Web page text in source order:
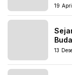
19
13